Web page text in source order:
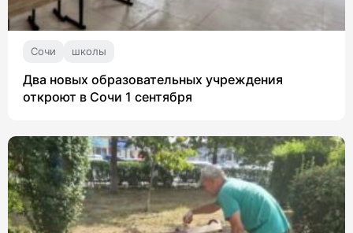
Сочи школы
Два новых образовательных учреждения
откроют в Сочи 1 сентября